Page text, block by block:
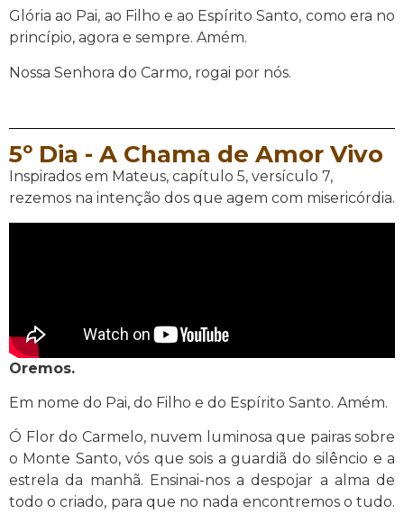
Glória ao Pai, ao Filho e ao Espírito Santo, como era no
princípio, agora e sempre. Amém.
Nossa Senhora do Carmo, rogai por nós.
5º Dia - A Chama de Amor Vivo
Inspirados em Mateus, capítulo 5, versículo 7,
rezemos na intenção dos que agem com misericórdia.
Oremos.
Em nome do Pai, do Filho e do Espírito Santo. Amém.
Ó Flor do Carmelo, nuvem luminosa que pairas sobre
o Monte Santo, vós que sois a guardiã do silêncio e a
estrela da manhã. Ensinai-nos a despojar a alma de
todo o criado, para que no nada encontremos o tudo.